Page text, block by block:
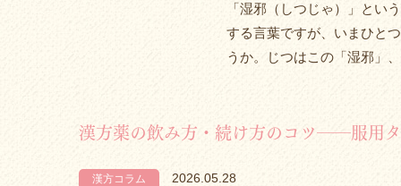
「湿邪（しつじゃ）」とい
する言葉ですが、いまひと
うか。じつはこの「湿邪」
漢方薬の飲み方・続け方のコツ――服用
漢方コラム 2026.05.28